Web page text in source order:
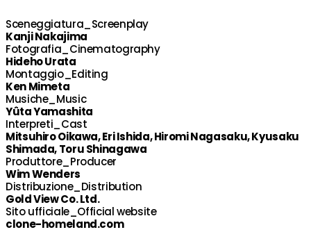
Sceneggiatura_Screenplay
Kanji Nakajima
Fotografia_Cinematography
Hideho Urata
Montaggio_Editing
Ken Mimeta
Musiche_Music
Yûta Yamashita
Interpreti_Cast
Mitsuhiro Oikawa, Eri Ishida, Hiromi Nagasaku, Kyusaku
Shimada, Toru Shinagawa
Produttore_Producer
Wim Wenders
Distribuzione_Distribution
Gold View Co. Ltd.
Sito ufficiale_Official website
clone-homeland.com